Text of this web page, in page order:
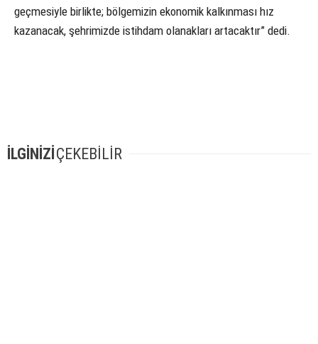
geçmesiyle birlikte; bölgemizin ekonomik kalkınması hız
kazanacak, şehrimizde istihdam olanakları artacaktır” dedi.
İLGİNİZİÇEKEBİLİR